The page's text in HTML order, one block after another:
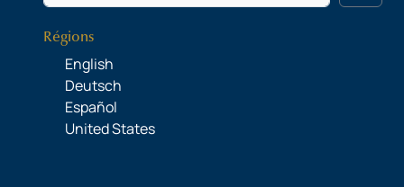
Régions
English
Deutsch
Español
United States